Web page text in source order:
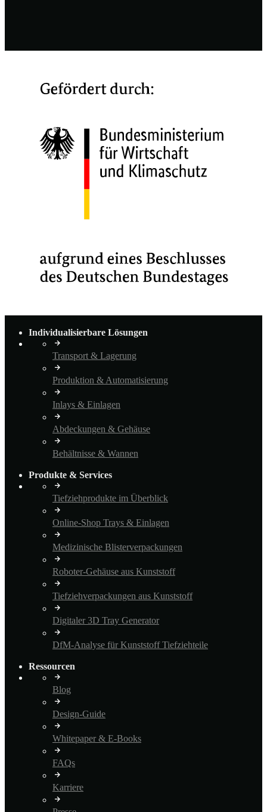
Individualisierbare Lösungen
Transport & Lagerung
Produktion & Automatisierung
Inlays & Einlagen
Abdeckungen & Gehäuse
Behältnisse & Wannen
Produkte & Services
Tiefziehprodukte im Überblick
Online-Shop Trays & Einlagen
Medizinische Blisterverpackungen
Roboter-Gehäuse aus Kunststoff
Tiefziehverpackungen aus Kunststoff
Digitaler 3D Tray Generator
DfM-Analyse für Kunststoff Tiefziehteile
Ressourcen
Blog
Design-Guide
Whitepaper & E-Books
FAQs
Karriere